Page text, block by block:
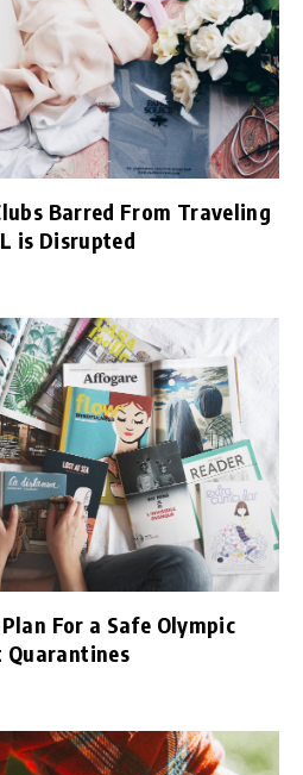
Barred From Traveling
is Disrupted
For a Safe Olympic
Quarantines